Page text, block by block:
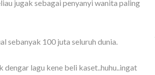
jugak sebagai penyanyi wanita paling
sebanyak 100 juta seluruh dunia.
lagu kene beli kaset..huhu..ingat